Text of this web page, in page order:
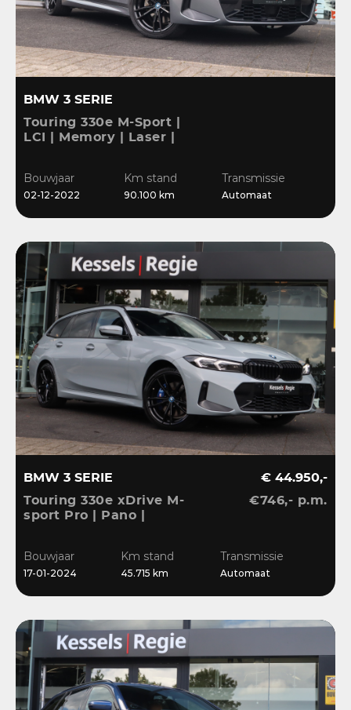
BMW 3 SERIE
Touring 330e M-Sport |
LCI | Memory | Laser |
Camera
Bouwjaar
02-12-2022
Km stand
90.100 km
Transmissie
Automaat
BMW 3 SERIE
Touring 330e xDrive M-
sport Pro | Pano |
Ambient | Sensoren
€ 44.950,-
€746,- p.m.
Bouwjaar
17-01-2024
Km stand
45.715 km
Transmissie
Automaat